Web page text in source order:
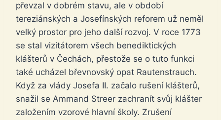
převzal v dobrém stavu, ale v období
tereziánských a Josefínských reforem už neměl
velký prostor pro jeho další rozvoj. V roce 1773
se stal vizitátorem všech benediktických
klášterů v Čechách, přestože se o tuto funkci
také ucházel břevnovský opat Rautenstrauch.
Když za vlády Josefa II. začalo rušení klášterů,
snažil se Ammand Streer zachranít svůj klášter
založením vzorové hlavní školy. Zrušení